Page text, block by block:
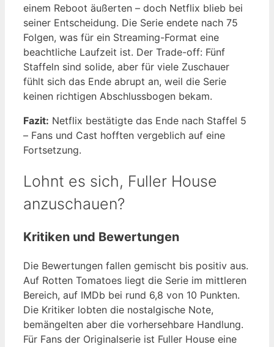
einem Reboot äußerten – doch Netflix blieb bei
seiner Entscheidung. Die Serie endete nach 75
Folgen, was für ein Streaming-Format eine
beachtliche Laufzeit ist. Der Trade-off: Fünf
Staffeln sind solide, aber für viele Zuschauer
fühlt sich das Ende abrupt an, weil die Serie
keinen richtigen Abschlussbogen bekam.
Fazit: Netflix bestätigte das Ende nach Staffel 5
– Fans und Cast hofften vergeblich auf eine
Fortsetzung.
Lohnt es sich, Fuller House
anzuschauen?
Kritiken und Bewertungen
Die Bewertungen fallen gemischt bis positiv aus.
Auf Rotten Tomatoes liegt die Serie im mittleren
Bereich, auf IMDb bei rund 6,8 von 10 Punkten.
Die Kritiker lobten die nostalgische Note,
bemängelten aber die vorhersehbare Handlung.
Für Fans der Originalserie ist Fuller House eine